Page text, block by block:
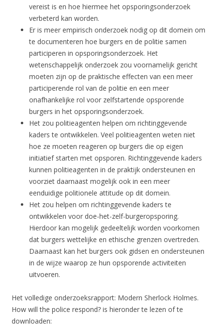
vereist is en hoe hiermee het opsporingsonderzoek
verbeterd kan worden.
Er is meer empirisch onderzoek nodig op dit domein om
te documenteren hoe burgers en de politie samen
participeren in opsporingsonderzoek. Het
wetenschappelijk onderzoek zou voornamelijk gericht
moeten zijn op de praktische effecten van een meer
participerende rol van de politie en een meer
onafhankelijke rol voor zelfstartende opsporende
burgers in het opsporingsonderzoek.
Het zou politieagenten helpen om richtinggevende
kaders te ontwikkelen. Veel politieagenten weten niet
hoe ze moeten reageren op burgers die op eigen
initiatief starten met opsporen. Richtinggevende kaders
kunnen politieagenten in de praktijk ondersteunen en
voorziet daarnaast mogelijk ook in een meer
eenduidige politionele attitude op dit domein.
Het zou helpen om richtinggevende kaders te
ontwikkelen voor doe-het-zelf-burgeropsporing.
Hierdoor kan mogelijk gedeeltelijk worden voorkomen
dat burgers wettelijke en ethische grenzen overtreden.
Daarnaast kan het burgers ook gidsen en ondersteunen
in de wijze waarop ze hun opsporende activiteiten
uitvoeren.
Het volledige onderzoeksrapport: Modern Sherlock Holmes.
How will the police respond? is hieronder te lezen of te
downloaden: